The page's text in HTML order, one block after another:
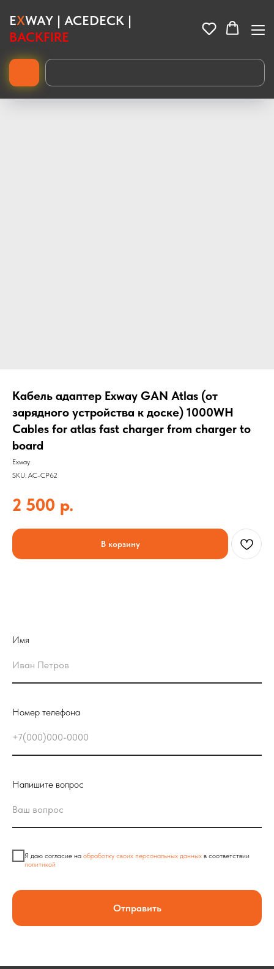
EXWAY | ACEDECK |
BACKFIRE
Кабель адаптер Exway GAN Atlas (от
зарядного устройства к доске) 1000WH
Cables for atlas fast charger from charger to
board
Exway
SKU: AC-CP62
2 500 р.
В корзину
Имя
Номер телефона
Напишите вопрос
Я даю согласие на обработку своих персональных данных в соответствии
политикой
Отправить